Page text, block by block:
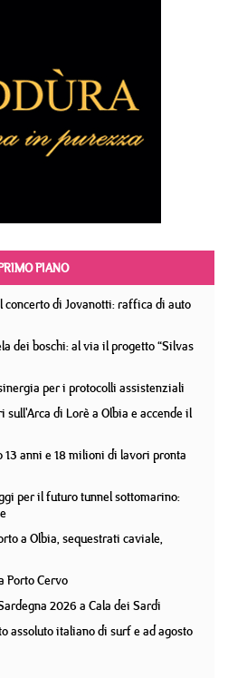
PIANO
di Jovanotti: raffica di auto
dei boschi: al via il progetto “Silvas
per i protocolli assistenziali
di Lorè a Olbia e accende il
13 anni e 18 milioni di lavori pronta
per il futuro tunnel sottomarino:
a Olbia, sequestrati caviale,
Porto Cervo
2026 a Cala dei Sardi
assoluto italiano di surf e ad agosto